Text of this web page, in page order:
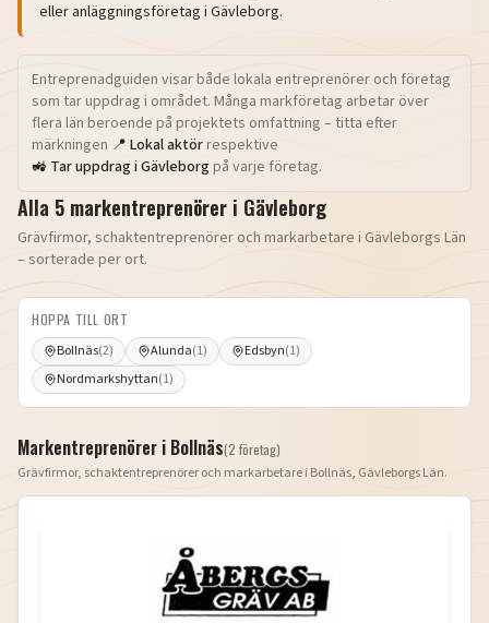
eller anläggningsföretag i Gävleborg.
Entreprenadguiden visar både lokala entreprenörer och företag
som tar uppdrag i området. Många markföretag arbetar över
flera län beroende på projektets omfattning – titta efter
märkningen 📍 Lokal aktörrespektive
🚜 Tar uppdrag iGävleborg på varje företag.
Alla 5 markentreprenörer i Gävleborg
Grävfirmor, schaktentreprenörer och markarbetare i Gävleborgs Län
– sorterade per ort.
HOPPA TILL ORT
Bollnäs(2) Alunda(1) Edsbyn(1)
Nordmarkshyttan(1)
Markentreprenörer i Bollnäs(2 företag)
Grävfirmor, schaktentreprenörer och markarbetare i Bollnäs, Gävleborgs Län.